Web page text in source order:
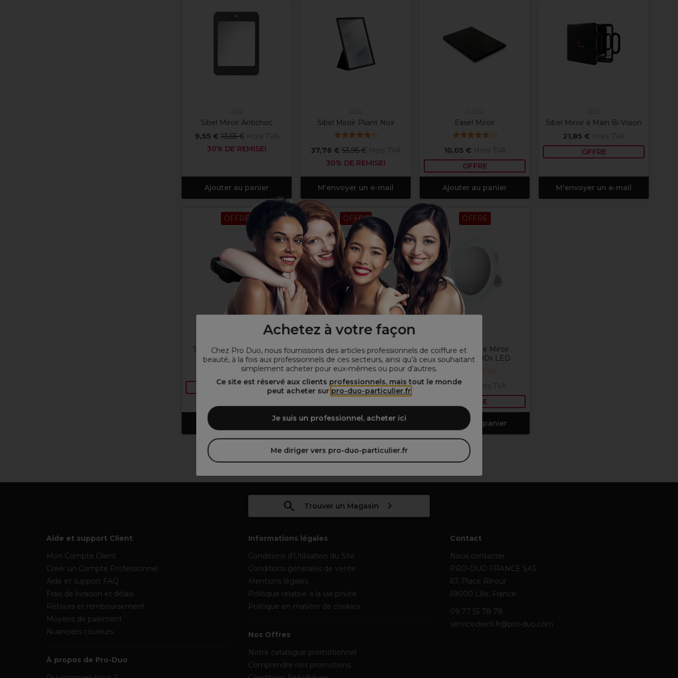
Achetez à votre façon
Chez Pro Duo, nous fournissons des articles professionnels de coiffure et
beauté, à la fois aux professionnels de ces secteurs, ainsi qu’à ceux souhaitant
simplement acheter pour eux-mêmes ou pour d’autres.
Ce site est réservé aux clients professionnels, mais tout le monde
peut acheter sur pro-duo-particulier.fr
Je suis un professionnel, acheter ici
Me diriger vers pro-duo-particulier.fr
Sibel Miroir Antichoc
9,55 € 13,65 € Hors TVA
30% DE REMISE!
Ajouter au panier
Sibel Miroir Pliant Noir
(1)
37,76 € 53,95 € Hors TVA
30% DE REMISE!
M'envoyer un e-mail
Easel Miroir
(5)
10,05 € Hors TVA
OFFRE
Ajouter au panier
Sibel Miroir à Main Bi-Vision
21,85 € Hors TVA
OFFRE
M'envoyer un e-mail
OFFRE
Sibel Miroir à Main Magic
22cm Noir
Hors TVA
OFFRE
Ajouter au panier
OFFRE
S-PRO Mirroir Double Face
(2)
13,35 €
Hors TVA
OFFRE
Ajouter au panier
OFFRE
Sibel Melonie Miroir
Grossissant 10x LED
(1)
39,85 €
Hors TVA
OFFRE
Ajouter au panier
Trouver un Magasin
Aide et support Client
Mon Compte Client
Créer un Compte Professionnel
Aide et support FAQ
Frais de livraison et délais
Retours et remboursement
Moyens de paiement
Nuanciers couleurs
À propos de Pro-Duo
Informations légales
Conditions d’Utilisation du Site
Conditions générales de vente
Mentions légales
Politique relative à la vie privée
Politique en matière de cookies
Nos Offres
Notre catalogue promotionnel
Comprendre nos promotions
Contact
Nous contacter
PRO-DUO FRANCE SAS
67, Place Rihour
59000 Lille, France
09 77 55 78 78
serviceclient.fr@pro-duo.com